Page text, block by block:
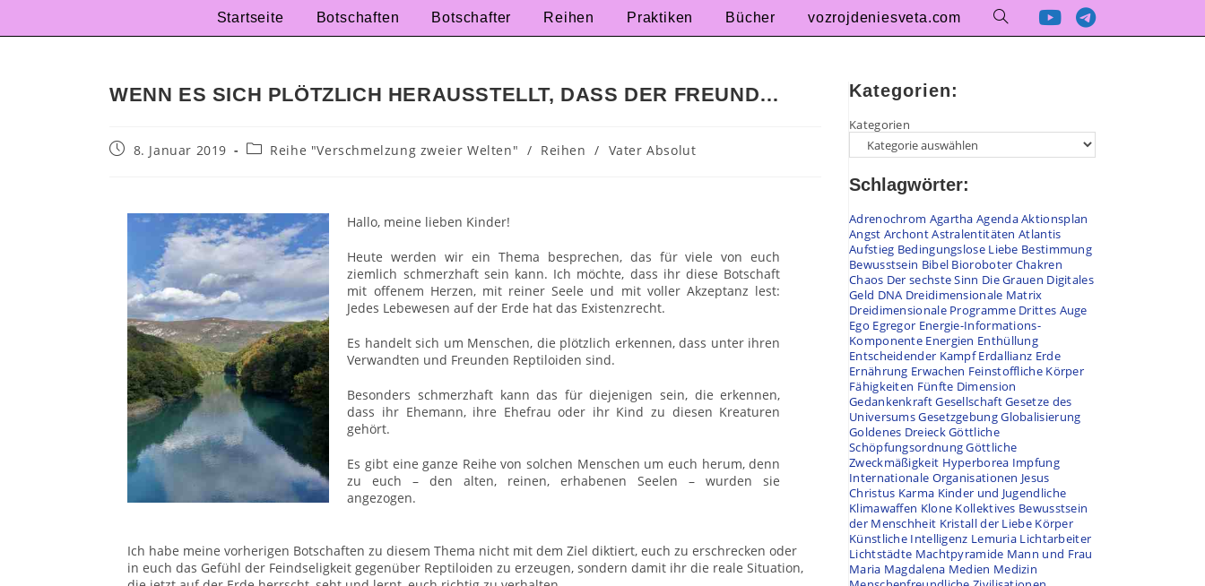
Startseite Botschaften Botschafter Reihen Praktiken Bücher vozrojdeniesveta.com
WENN ES SICH PLÖTZLICH HERAUSSTELLT, DASS DER FREUND…
8. Januar 2019 Reihe "Verschmelzung zweier Welten" / Reihen / Vater Absolut
Hallo, meine lieben Kinder!
Heute werden wir ein Thema besprechen, das für viele von euch
ziemlich schmerzhaft sein kann. Ich möchte, dass ihr diese Botschaft
mit offenem Herzen, mit reiner Seele und mit voller Akzeptanz lest:
Jedes Lebewesen auf der Erde hat das Existenzrecht.
Es handelt sich um Menschen, die plötzlich erkennen, dass unter ihren
Verwandten und Freunden Reptiloiden sind.
Besonders schmerzhaft kann das für diejenigen sein, die erkennen,
dass ihr Ehemann, ihre Ehefrau oder ihr Kind zu diesen Kreaturen
gehört.
Es gibt eine ganze Reihe von solchen Menschen um euch herum, denn
zu euch – den alten, reinen, erhabenen Seelen – wurden sie
angezogen.
Ich habe meine vorherigen Botschaften zu diesem Thema nicht mit dem Ziel diktiert, euch zu erschrecken oder
in euch das Gefühl der Feindseligkeit gegenüber Reptiloiden zu erzeugen, sondern damit ihr die reale Situation,
Kategorien:
Kategorien
Schlagwörter:
Adrenochrom Agartha AgendaAktionsplan
Angst ArchontAstralentitäten Atlantis
Aufstieg Bedingungslose Liebe Bestimmung
Bewusstsein Bibel Bioroboter Chakren
Chaos Der sechste Sinn Die Grauen Digitales
Geld DNA Dreidimensionale Matrix
Dreidimensionale Programme Drittes Auge
Ego Egregor Energie-Informations-
Komponente Energien Enthüllung
Entscheidender Kampf Erdallianz Erde
Ernährung Erwachen Feinstoffliche Körper
Fähigkeiten Fünfte Dimension
GedankenkraftGesellschaftGesetze des
UniversumsGesetzgebungGlobalisierung
Goldenes DreieckGöttliche
SchöpfungsordnungGöttliche
Zweckmäßigkeit Hyperborea Impfung
Internationale Organisationen Jesus
Christus Karma Kinder und Jugendliche
Klimawaffen Klone Kollektives Bewusstsein
der Menschheit Kristall der Liebe Körper
Künstliche Intelligenz Lemuria Lichtarbeiter
Lichtstädte Machtpyramide Mann und Frau
Maria Magdalena Medien Medizin